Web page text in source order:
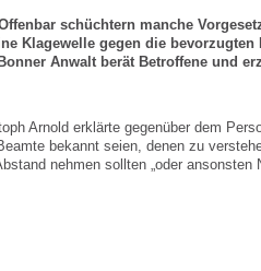
schüchtern manche
Klagewelle gegen die bevorzugten
Anwalt berät Betroffene und
Arnold erklärte gegenüber dem
bekannt seien, denen zu
nehmen sollten „oder ansonsten